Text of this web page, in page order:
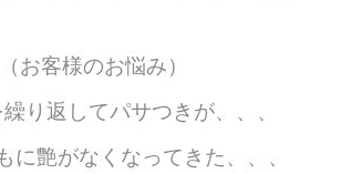
（お客様のお悩み）
り返してパサつきが、、、
に艶がなくなってきた、、、